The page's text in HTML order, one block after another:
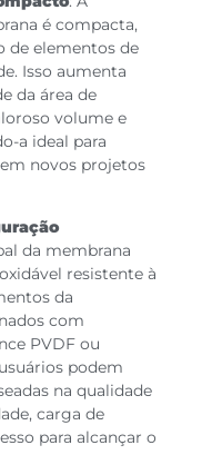
é compacta,
de elementos de
Isso aumenta
da área de
volume e
a ideal para
novos projetos
da membrana
resistente à
da
com
PVDF ou
podem
na qualidade
carga de
para alcançar o